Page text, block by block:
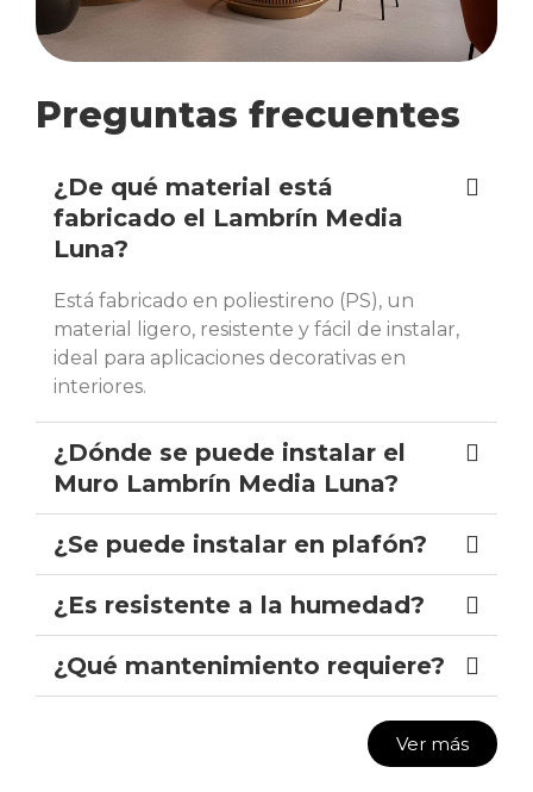
Preguntas frecuentes
¿De qué material está
fabricado el Lambrín Media
Luna?
Está fabricado en poliestireno (PS), un
material ligero, resistente y fácil de instalar,
ideal para aplicaciones decorativas en
interiores.
¿Dónde se puede instalar el
Muro Lambrín Media Luna?
¿Se puede instalar en plafón?
¿Es resistente a la humedad?
¿Qué mantenimiento requiere?
Ver más